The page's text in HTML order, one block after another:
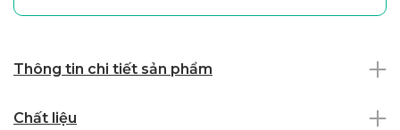
Thông tin chi tiết sản phẩm
Chất liệu